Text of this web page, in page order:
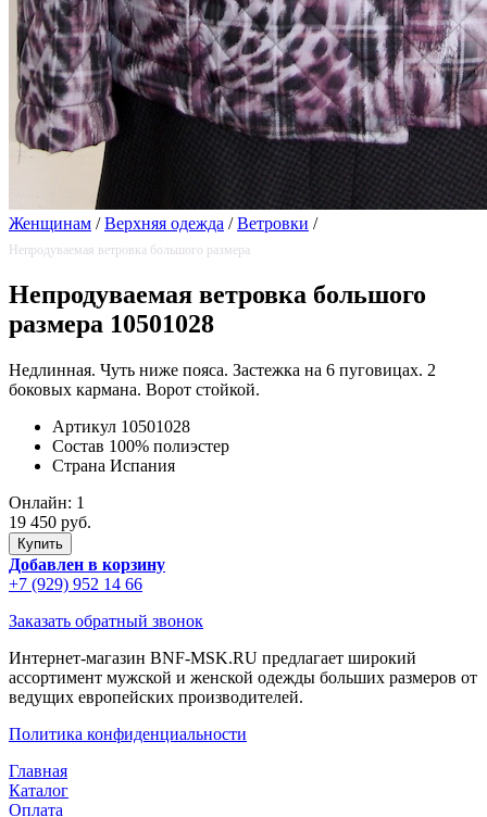
Женщинам / Верхняя одежда / Ветровки /
Непродуваемая ветровка большого размера
Непродуваемая ветровка большого
размера 10501028
Недлинная. Чуть ниже пояса. Застежка на 6 пуговицах. 2
боковых кармана. Ворот стойкой.
Артикул 10501028
Состав 100% полиэстер
Страна Испания
Онлайн: 1
19 450 руб.
Добавлен в корзину
+7 (929) 952 14 66
Заказать обратный звонок
Интернет-магазин BNF-MSK.RU предлагает широкий
ассортимент мужской и женской одежды больших размеров от
ведущих европейских производителей.
Политика конфиденциальности
Главная
Каталог
Оплата